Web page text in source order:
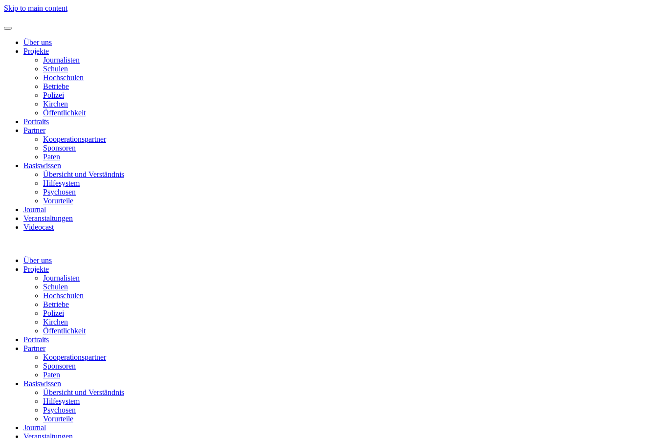
Skip to main content
Über uns
Projekte
Journalisten
Schulen
Hochschulen
Betriebe
Polizei
Kirchen
Öffentlichkeit
Portraits
Partner
Kooperationspartner
Sponsoren
Paten
Basiswissen
Übersicht und Verständnis
Hilfesystem
Psychosen
Vorurteile
Journal
Veranstaltungen
Videocast
Über uns
Projekte
Journalisten
Schulen
Hochschulen
Betriebe
Polizei
Kirchen
Öffentlichkeit
Portraits
Partner
Kooperationspartner
Sponsoren
Paten
Basiswissen
Übersicht und Verständnis
Hilfesystem
Psychosen
Vorurteile
Journal
Veranstaltungen